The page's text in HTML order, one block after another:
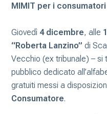
MIMIT per i consumatori
Giovedì 4 dicembre, alle
“Roberta Lanzino” di
Vecchio (ex tribunale) – si
pubblico dedicato
gratuiti messi a
Consumatore.